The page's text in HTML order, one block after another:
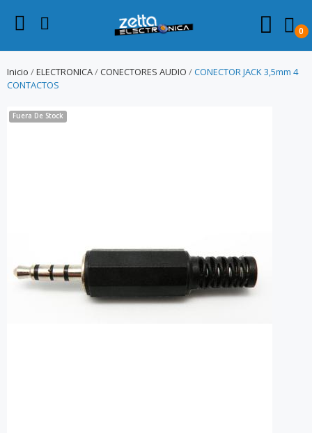
0
Inicio ELECTRONICA CONECTORES AUDIO
CONECTOR JACK 3,5mm 4
CONTACTOS
Fuera De Stock